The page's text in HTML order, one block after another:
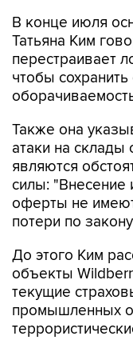
В конце июля
Татьяна Ким
перестраивает
чтобы
Также она
атаки на
являются
силы: "Внесение
оферты не
потери по
До этого Ким
объекты
текущие
промышленных